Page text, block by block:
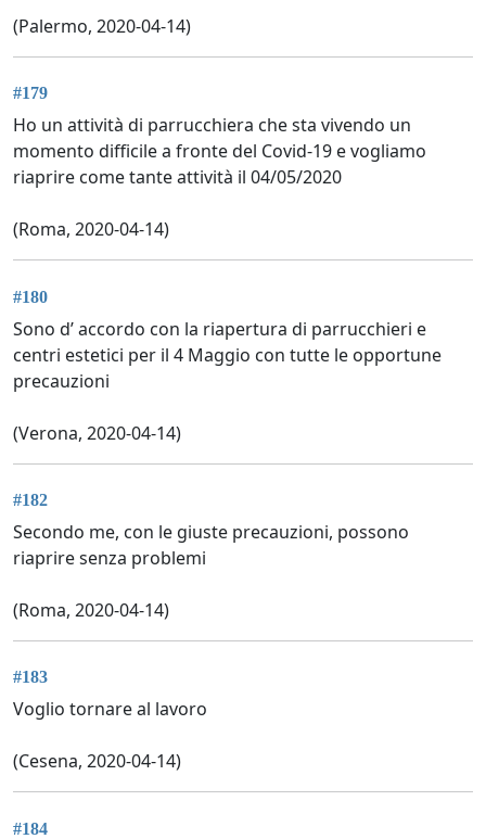
(Palermo, 2020-04-14)
#179
Ho un attività di parrucchiera che sta vivendo un
momento difficile a fronte del Covid-19 e vogliamo
riaprire come tante attività il 04/05/2020
(Roma, 2020-04-14)
#180
Sono d’ accordo con la riapertura di parrucchieri e
centri estetici per il 4 Maggio con tutte le opportune
precauzioni
(Verona, 2020-04-14)
#182
Secondo me, con le giuste precauzioni, possono
riaprire senza problemi
(Roma, 2020-04-14)
#183
Voglio tornare al lavoro
(Cesena, 2020-04-14)
#184